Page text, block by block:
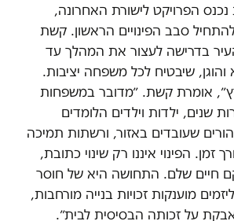
הפרויקט לישורת האחרונה,
סבב הפינויים הראשון. קשת
בדרישה לעצור את המהלך עד
שיבטיח לכל משפחה יציבות.
אומרת קשת. ״מדובר במשפחות
שנים, ילדות וילדים הלומדים
שעובדים באזור, ורשתות תמיכה
זמן. הפינוי איננו רק שינוי כתובת,
חיים שלם. התחושה היא של חוסר
מוענקות זכויות בנייה מורחבות,
על זכותה הבסיסית לבית״.